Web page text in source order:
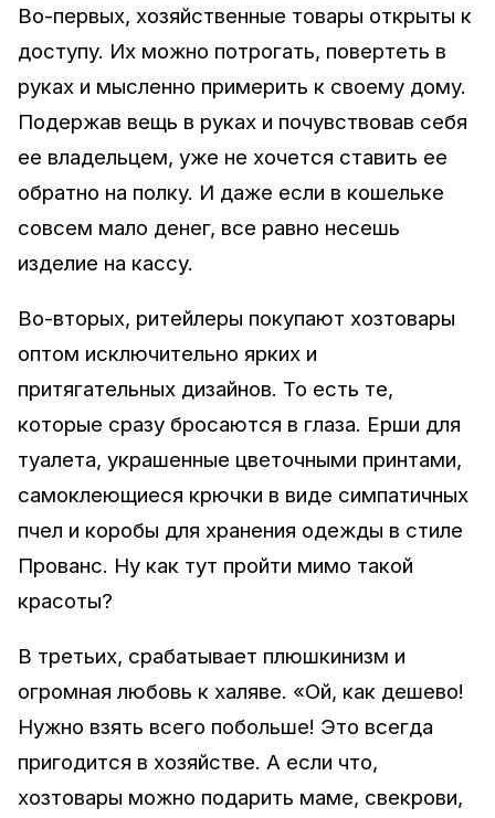
Во-первых, хозяйственные товары открыты к
доступу. Их можно потрогать, повертеть в
руках и мысленно примерить к своему дому.
Подержав вещь в руках и почувствовав себя
ее владельцем, уже не хочется ставить ее
обратно на полку. И даже если в кошельке
совсем мало денег, все равно несешь
изделие на кассу.
Во-вторых, ритейлеры покупают хозтовары
оптом исключительно ярких и
притягательных дизайнов. То есть те,
которые сразу бросаются в глаза. Ерши для
туалета, украшенные цветочными принтами,
самоклеющиеся крючки в виде симпатичных
пчел и коробы для хранения одежды в стиле
Прованс. Ну как тут пройти мимо такой
красоты?
В третьих, срабатывает плюшкинизм и
огромная любовь к халяве. «Ой, как дешево!
Нужно взять всего побольше! Это всегда
пригодится в хозяйстве. А если что,
хозтовары можно подарить маме, свекрови,